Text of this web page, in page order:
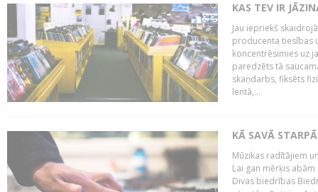
KAS TEV IR
Jau iepriekš
producenta tiesības
koncentrēsimies uz
paredzēts tā
skaņdarbs, fiksēts
lentā,...
KĀ SAVĀ
Mūzikas radītājiem
Lai gan mērķis
Divas biedrības